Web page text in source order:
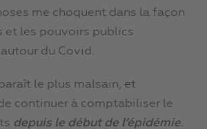
me choquent dans la façon
et les pouvoirs publics
du Covid.
le plus malsain, et
continuer à comptabiliser le
depuis le début de l’épidémie.